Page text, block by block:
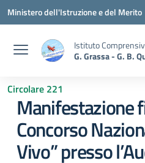
Vai ai contenuti
Vai al menu di navigazione
Vai al footer
Ministero dell'Istruzione e del Merito
Istituto
G. Grassa - G. B.
Circolare 221
Manifestazione
Concorso
Vivo” presso